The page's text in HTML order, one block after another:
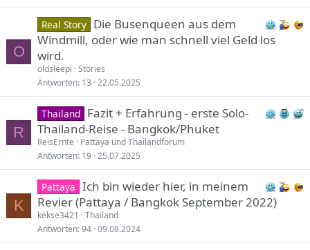
O
Real Story Die Busenqueen aus dem
Windmill, oder wie man schnell viel Geld los
wird.
oldsleepi Stories
Antworten 13 22.05.2025
R
Thailand Fazit + Erfahrung - erste Solo-
Thailand-Reise - Bangkok/Phuket
ReisErnte
Pattaya und Thailandforum
Antworten 19 25.07.2025
K
Pattaya Ich bin wieder hier, in meinem
Revier (Pattaya / Bangkok September 2022)
kekse3421
Thailand
Antworten 94 09.08.2024